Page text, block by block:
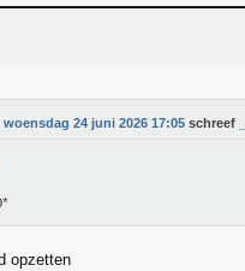
woensdag 24 juni 2026 17:05 schreef
opzetten